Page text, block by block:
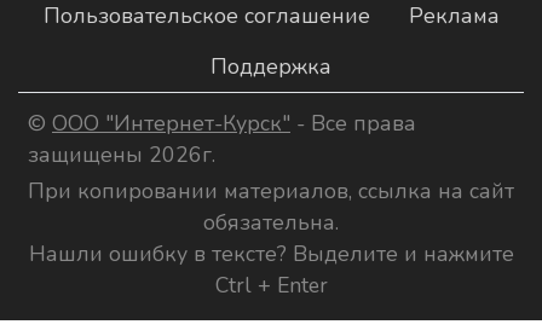
Пользовательское соглашение
Реклама
Поддержка
© ООО "Интернет-Курск" - Все права
защищены 2026г.
При копировании материалов, ссылка на сайт
обязательна.
Нашли ошибку в тексте? Выделите и нажмите
Ctrl + Enter